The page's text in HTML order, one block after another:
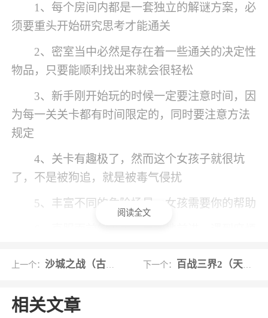
1、每个房间内都是一套独立的解谜方案，必
须要重头开始研究思考才能通关
2、密室当中必然是存在着一些通关的决定性
物品，只要能顺利找出来就会很轻松
3、新手刚开始玩的时候一定要注意时间，因
为每一关关卡都有时间限定的，同时要注意方法
规定
4、关卡有趣极了，然而这个女孩子就很坑
了，不是被狗追，就是被毒气侵扰
5、丰富不同的危险场景，女孩需要你的帮助
风格
小编评价
阅读全文
上一个：沙城之战（古镇传说） 下一个： 百战三界2（天罚沉默）
相关文章